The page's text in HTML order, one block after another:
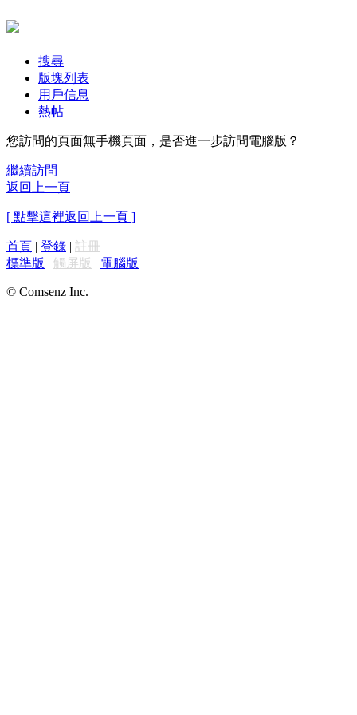
搜尋
版塊列表
用戶信息
熱帖
您訪問的頁面無手機頁面，是否進一步訪問電腦版？
繼續訪問
返回上一頁
[ 點擊這裡返回上一頁 ]
首頁 | 登錄 | 註冊
標準版 | 觸屏版 | 電腦版 |
© Comsenz Inc.